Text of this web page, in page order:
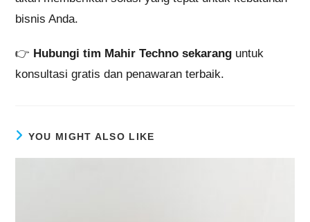
bisnis Anda.
👉 Hubungi tim Mahir Techno sekarang untuk
konsultasi gratis dan penawaran terbaik.
YOU MIGHT ALSO LIKE